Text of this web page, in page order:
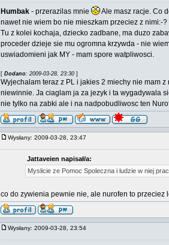
Humbak - przerazilas mnie
Ale masz racje. Co
nawet nie wiem bo nie mieszkam przeciez z nimi:-
Tu z kolei kochaja, dziecko zadbane, ma duzo
proceder dzieje sie mu ogromna krzywda - nie
uswiadomieni jak MY - mam spore watpliwosci.
[ Dodano: 2009-03-28, 23:30 ]
Wyjechalam teraz z PL i jakies 2 miechy nie mam
niewinnie. Ja ciaglam ja za jezyk i ta wygadywala
nie tylko na zabki ale i na nadpobudliwosc ten
Wysłany: 2009-03-28, 23:47
Jattaveien napisał/a:
Myslicie ze Pomoc Spoleczna i ludzie w niej
co do zywienia pewnie nie, ale nurofen to przeciez
Wysłany: 2009-03-28, 23:54